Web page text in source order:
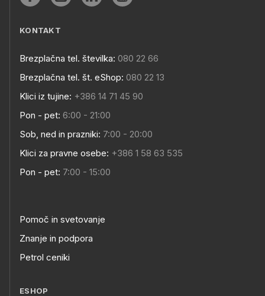
KONTAKT
Brezplačna tel. številka: 080 22 66
Brezplačna tel. št. eShop: 080 22 13
Klici iz tujine: +386 14 71 45 90
Pon - pet: 6:00 - 21:00
Sob, ned in prazniki: 7:00 - 20:00
Klici za pravne osebe: +386 1 58 63 535
Pon - pet: 7:00 - 15:00
Pomoč in svetovanje
Znanje in podpora
Petrol ceniki
ESHOP